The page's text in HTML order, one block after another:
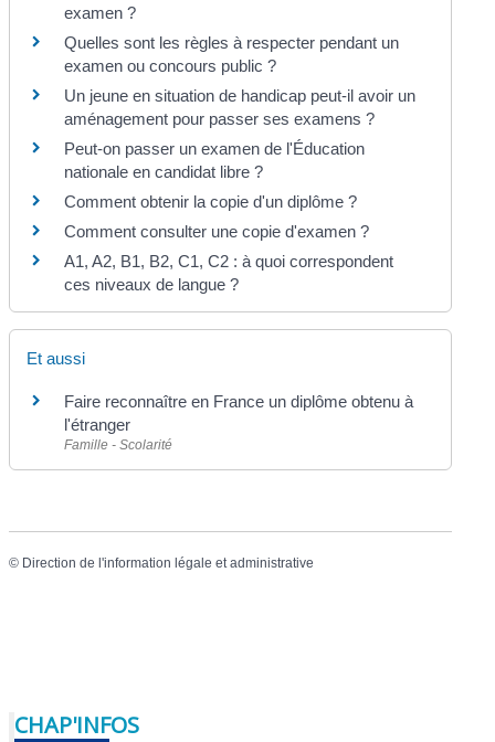
examen ?
Quelles sont les règles à respecter pendant un
examen ou concours public ?
Un jeune en situation de handicap peut-il avoir un
aménagement pour passer ses examens ?
Peut-on passer un examen de l'Éducation
nationale en candidat libre ?
Comment obtenir la copie d'un diplôme ?
Comment consulter une copie d'examen ?
A1, A2, B1, B2, C1, C2 : à quoi correspondent
ces niveaux de langue ?
Et aussi
Faire reconnaître en France un diplôme obtenu à
l'étranger
Famille - Scolarité
© Direction de l'information légale et administrative
CHAP'INFOS